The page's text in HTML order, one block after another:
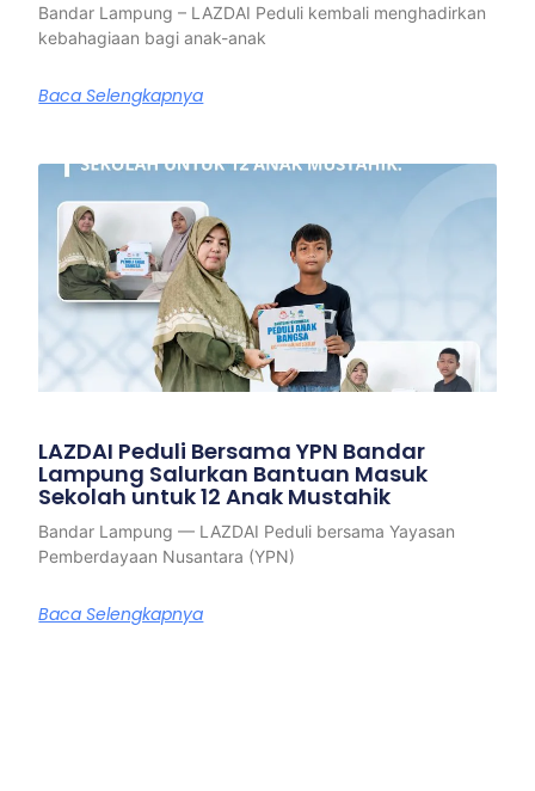
Bandar Lampung – LAZDAI Peduli kembali menghadirkan
kebahagiaan bagi anak-anak
Baca Selengkapnya
LAZDAI Peduli Bersama YPN Bandar
Lampung Salurkan Bantuan Masuk
Sekolah untuk 12 Anak Mustahik
Bandar Lampung — LAZDAI Peduli bersama Yayasan
Pemberdayaan Nusantara (YPN)
Baca Selengkapnya